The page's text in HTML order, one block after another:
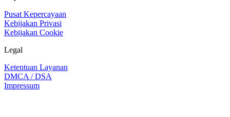
Pusat Kepercayaan
Kebijakan Privasi
Kebijakan Cookie
Legal
Ketentuan Layanan
DMCA / DSA
Impressum